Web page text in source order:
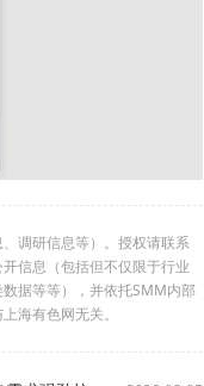
调研信息等）。授权请联系
信息（包括但不仅限于行业
据等等），并依托SMM内部
海有色网无关。